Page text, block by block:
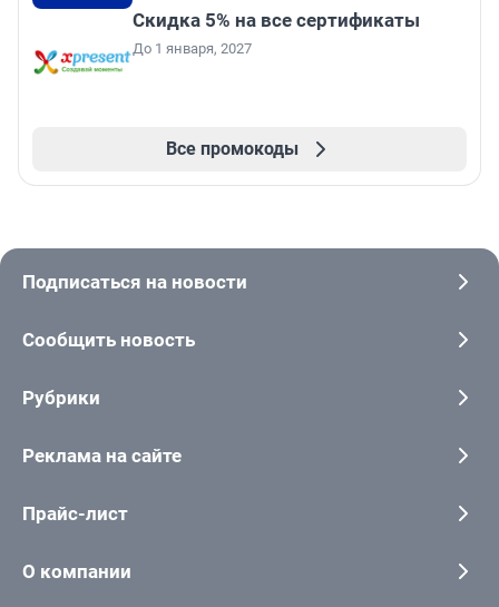
Скидка 5% на все сертификаты
До 1 января, 2027
Все промокоды
Подписаться на новости
Сообщить новость
Рубрики
Реклама на сайте
Прайс-лист
О компании